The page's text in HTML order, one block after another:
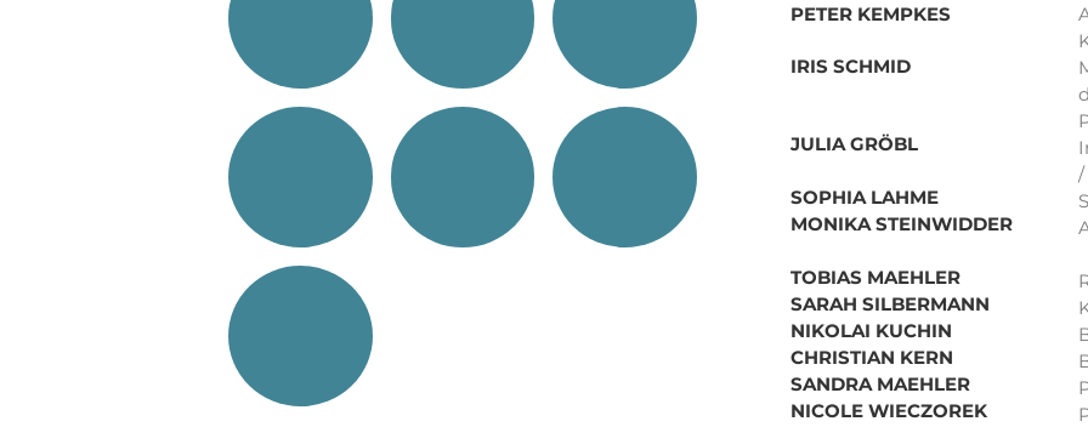
PETER KEMPKES
IRIS SCHMID
JULIA GRÖBL
SOPHIA LAHME
MONIKA STEINWIDDER
TOBIAS MAEHLER
SARAH SILBERMANN
NIKOLAI KUCHIN
CHRISTIAN KERN
SANDRA MAEHLER
NICOLE WIECZOREK
/